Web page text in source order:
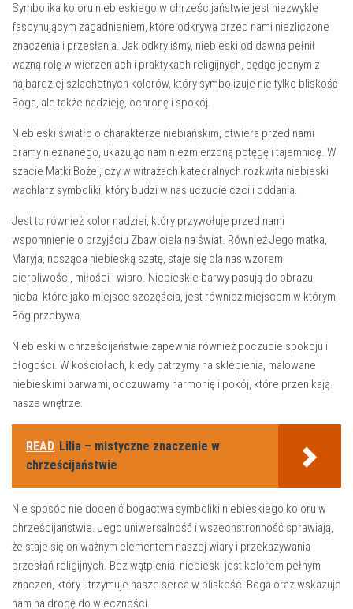
Symbolika koloru niebieskiego w chrześcijaństwie​ jest niezwykle
fascynującym zagadnieniem, które odkrywa przed nami niezliczone ​
znaczenia i przesłania. ⁤Jak odkryliśmy, niebieski od dawna ⁣pełnił
ważną rolę w wierzeniach ⁢i praktykach religijnych,⁤ będąc jednym z
najbardziej szlachetnych kolorów, ⁣który symbolizuje nie tylko ⁢bliskość
Boga, ale także nadzieję, ochronę i spokój.
Niebieski‌ światło o ⁢charakterze niebiańskim, otwiera przed nami
bramy nieznanego, ukazując ⁤nam niezmierzoną⁤ potęgę ‍i tajemnicę. W
szacie Matki Bożej, czy w witrażach katedralnych rozkwita niebieski​
wachlarz symboliki, który budzi w nas uczucie‌ czci i oddania.
Jest to‍ również kolor nadziei, który​ przywołuje przed nami
wspomnienie o przyjściu Zbawiciela na świat. Również ​Jego matka,⁣
Maryja, nosząca niebieską szatę, staje się dla nas wzorem ​
cierpliwości, miłości i wiaro. Niebieskie barwy ⁣pasują do obrazu
nieba, które jako miejsce ⁣szczęścia, jest również​ miejscem w którym
Bóg przebywa.
Niebieski w chrześcijaństwie⁢ zapewnia również poczucie spokoju i⁣
błogości. W ⁣kościołach, kiedy patrzymy na sklepienia, ⁣malowane
niebieskimi barwami, odczuwamy harmonię i pokój, które przenikają
nasze wnętrze.
READ Lilia – mistyczne znaczenie w
chrześcijaństwie
Nie sposób nie docenić bogactwa symboliki niebieskiego koloru w
chrześcijaństwie. Jego uniwersalność i wszechstronność sprawiają,⁣
że staje się on ważnym elementem‌ naszej‌ wiary ​i przekazywania
przesłań religijnych. Bez wątpienia, ⁢niebieski jest kolorem pełnym
znaczeń, który utrzymuje⁢ nasze serca​ w bliskości ⁢Boga oraz wskazuje
nam na drogę do wieczności.